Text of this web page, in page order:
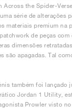
Across the Spider-
série de alterações
materiais premium na
de peças
dimensões
são apagadas. Tal
também foi lançado
Jordan 1 Utility,
Prowler visto